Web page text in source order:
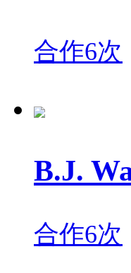
合作6次
B.J.
合作6次